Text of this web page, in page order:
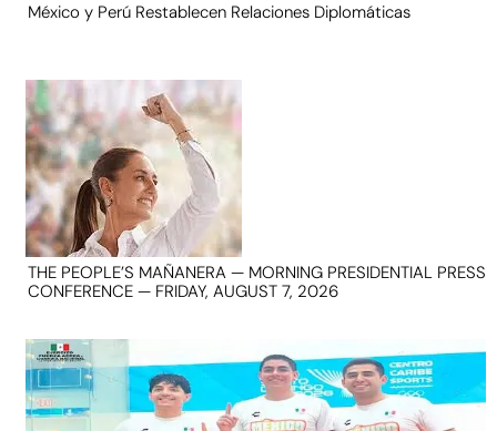
México y Perú Restablecen Relaciones Diplomáticas
THE PEOPLE’S MAÑANERA — MORNING PRESIDENTIAL PRESS
CONFERENCE — FRIDAY, AUGUST 7, 2026